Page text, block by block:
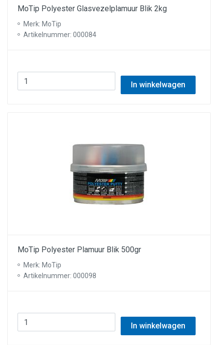
MoTip Polyester Glasvezelplamuur Blik 2kg
Merk: MoTip
Artikelnummer: 000084
In winkelwagen
MoTip Polyester Plamuur Blik 500gr
Merk: MoTip
Artikelnummer: 000098
In winkelwagen